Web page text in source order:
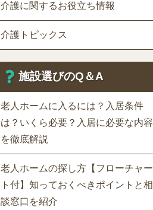
介護に関するお役立ち情報
介護トピックス
施設選びのQ＆A
老人ホームに入るには？入居条件
は？いくら必要？入居に必要な内容
を徹底解説
老人ホームの探し方【フローチャー
ト付】知っておくべきポイントと相
談窓口を紹介